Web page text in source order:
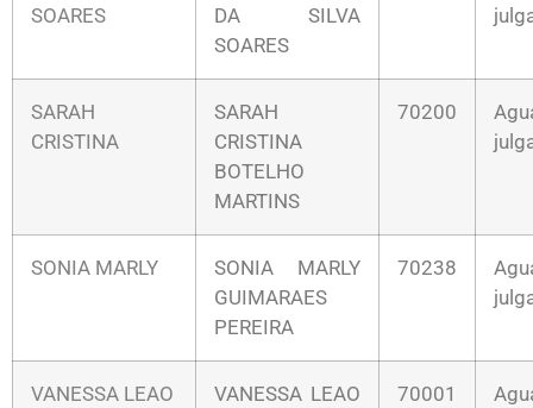
SOARES
DA SILVA
SOARES
SARAH
CRISTINA
SARAH
CRISTINA
BOTELHO
MARTINS
70200
SONIA MARLY
SONIA MARLY
GUIMARAES
PEREIRA
70238
VANESSA LEAO
VANESSA LEAO
70001